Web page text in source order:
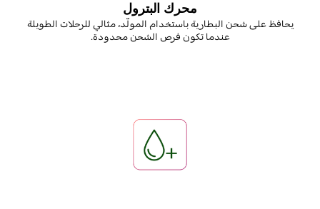
محرك البترول
يحافظ على شحن البطارية باستخدام المولّد، مثالي للرحلات الطويلة
عندما تكون فرص الشحن محدودة.